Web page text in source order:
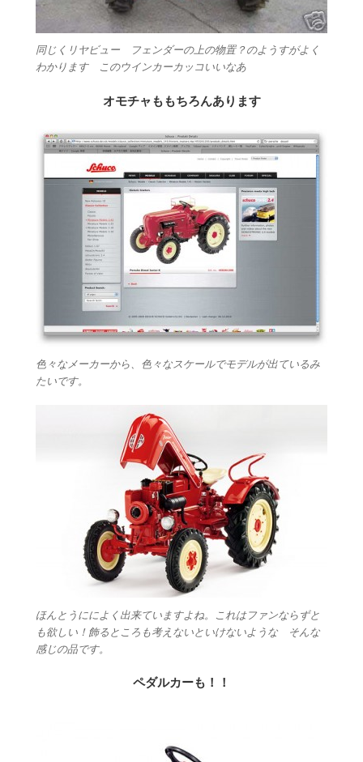
同じくリヤビュー フェンダーの上の物置？のようすがよく
わかります このウインカーカッコいいなあ
オモチャももちろんあります
色々なメーカーから、色々なスケールでモデルが出ているみ
たいです。
ほんとうにによく出来ていますよね。これはファンならずと
も欲しい！飾るところも考えないといけないような そんな
感じの品です。
ペダルカーも！！